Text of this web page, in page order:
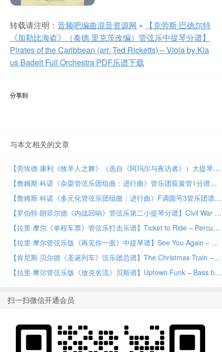
转载请注明： 音频吧编曲混音资源网 »
【克劳斯·巴德尔特
《加勒比海盗》（泰德·里克茨改编）管弦乐中提琴分谱】
Pirates of the Caribbean (arr. Ted Ricketts) – Viola by Kla
us Badelt Full Orchestra PDF乐谱下载
分享到
与本文相关的文章
【劳埃德·康利《牧羊人之舞》（选自《阿玛尔与夜访者》）大提琴与管弦乐谱】Shepherd’s Dance (from Amahl and the Night Visitors) – Cello by Lloyd Conley Orchestra PDF乐谱下载
【詹姆斯·科诺《杂耍管弦乐团组曲：进行曲》管乐团双簧管1分谱】March from Suite for Variety Orchestra, No. 1 – Oboe by James Curnow Concert Band PDF乐谱下载
【詹姆斯·科诺《多元化管弦乐团组曲：进行曲》F调圆号3管乐团谱】March from Suite for Variety Orchestra, No. 1 – F Horn 3 by James Curnow Concert Band PDF乐谱下载
【罗伯特·朗菲尔德《内战回响》管弦乐第二小提琴分谱】Civil War Echoes – Violin 2 by Robert Longfield Orchestra PDF乐谱下载
【拉里·摩尔《单程车票》管弦乐打击乐谱】Ticket to Ride – Percussion by Larry Moore Orchestra PDF乐谱下载
【拉里·摩尔管弦乐版《再见你一面》中提琴谱】See You Again – Viola by Larry Moore Orchestra PDF乐谱下载
【肯尼斯·贝尔德《圣诞列车》弦乐团总谱】The Christmas Train – Conductor Score (Full Score) by Kenneth Baird String Orchestra PDF乐谱下载
【拉里·摩尔管弦乐版《放克名流》贝斯谱】Uptown Funk – Bass by Larry Moore Orchestra PDF乐谱下载
扫一扫微信开通会员